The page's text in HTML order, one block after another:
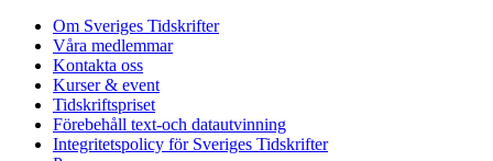
Om Sveriges Tidskrifter
Våra medlemmar
Kontakta oss
Kurser & event
Tidskriftspriset
Förebehåll text-och datautvinning
Integritetspolicy för Sveriges Tidskrifter